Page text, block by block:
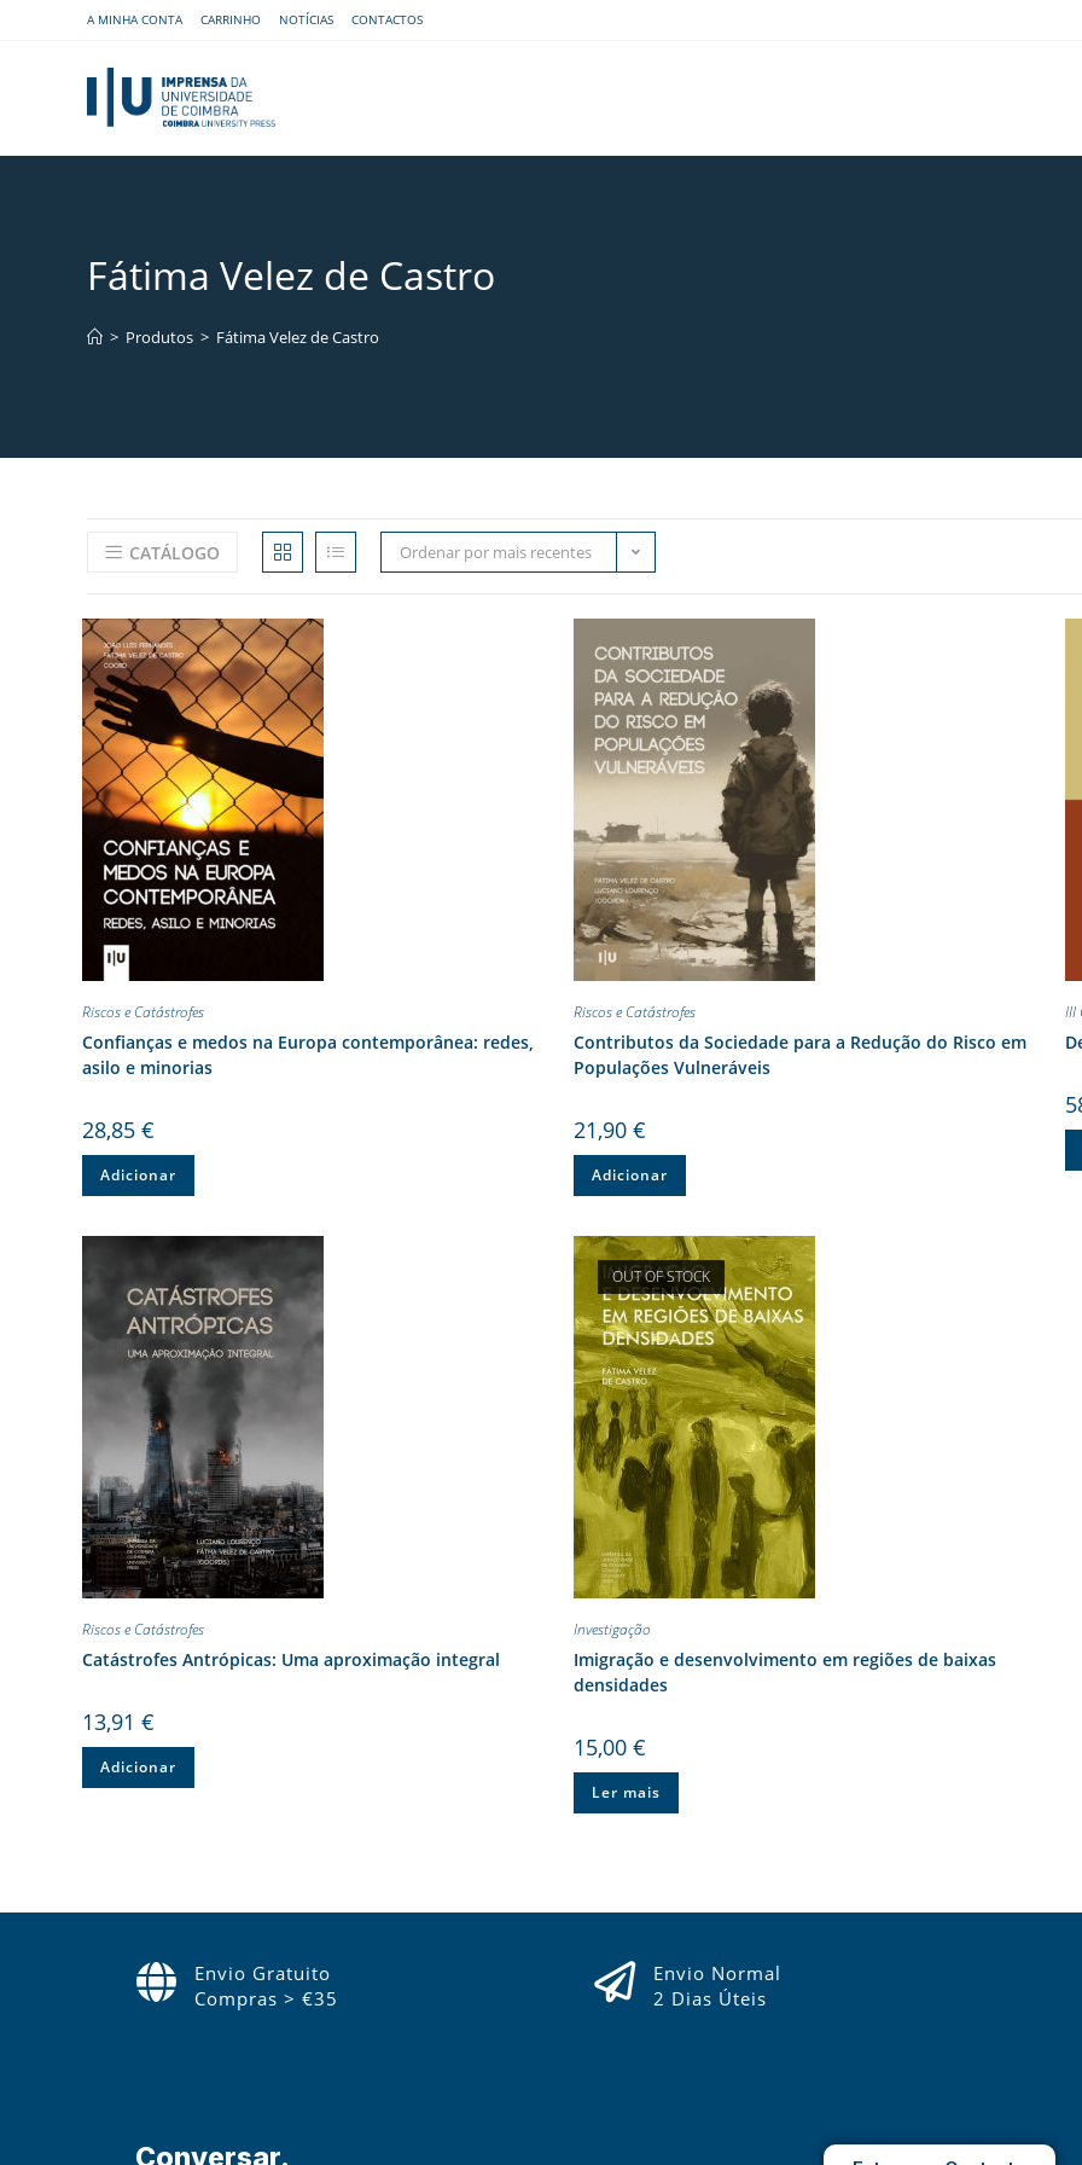
A MINHA CONTA CARRINHO NOTÍCIAS CONTACTOS
Fátima Velez de Castro
> Produtos > Fátima Velez de Castro
CATÁLOGO Ordenar por mais recentes
Riscos e Catástrofes
Confianças e medos na Europa contemporânea: redes,
asilo e minorias
28,85€
Adicionar
Riscos e Catástrofes
Contributos da Sociedade para a Redução do Risco em
Populações Vulneráveis
21,90 €
Adicionar
III
Riscos e Catástrofes
Catástrofes Antrópicas: Uma aproximação integral
13,91€
Adicionar
OUT OF STOCK
Investigação
Imigração e desenvolvimento em regiões de baixas
densidades
15,00 €
Ler mais
Envio Gratuito
Compras > €35
Envio Normal
2 Dias Úteis
Conversar.